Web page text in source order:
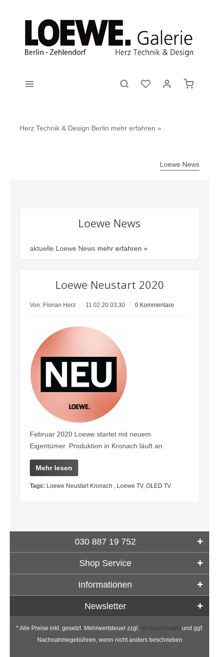
Herz Technik & Design Berlin mehr erfahren »
Loewe News
Loewe News
aktuelle Loewe News mehr erfahren »
Loewe Neustart 2020
Von: Florian Herz 11.02.20 03:30 0 Kommentare
Februar 2020 Loewe startet mit neuem
Eigentümer. Produktion in Kronach läuft an.
Mehr lesen
Tags: Loewe Neustart Kronach , Loewe TV, OLED TV
030 887 19 752
Shop Service
Informationen
Newsletter
* Alle Preise inkl. gesetzl. Mehrwertsteuer zzgl. Versandkosten und ggf.
Nachnahmegebühren, wenn nicht anders beschrieben